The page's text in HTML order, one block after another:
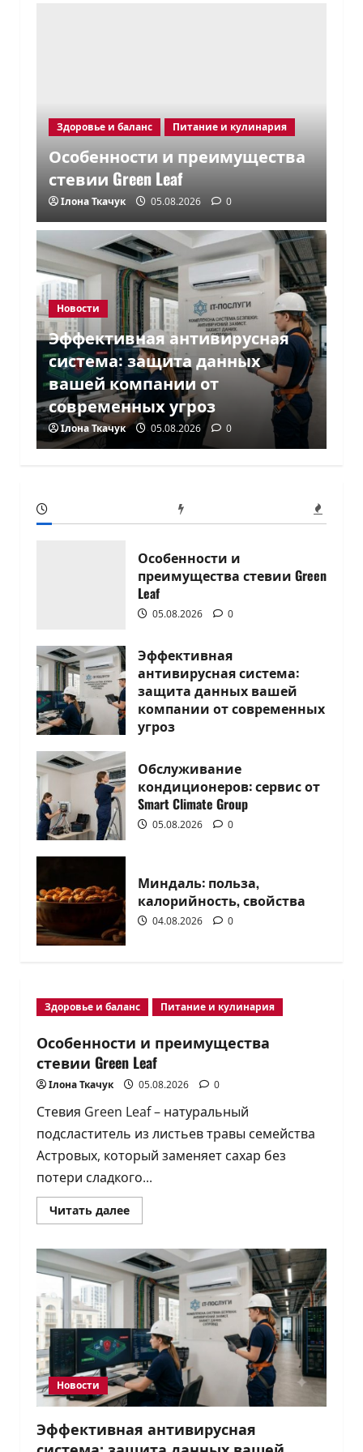
Здоровье и баланс Питание и кулинария
Особенности и преимущества
стевии Green Leaf
Ілона Ткачук 05.08.2026 0
Новости
Эффективная антивирусная
система: защита данных
вашей компании от
современных угроз
Ілона Ткачук 05.08.2026 0
Особенности и
преимущества стевии Green
Leaf
05.08.2026 0
Эффективная
антивирусная система:
защита данных вашей
компании от современных
угроз
Обслуживание
кондиционеров: сервис от
Smart Climate Group
05.08.2026 0
Миндаль: польза,
калорийность, свойства
04.08.2026 0
Здоровье и баланс Питание и кулинария
Особенности и преимущества
стевии Green Leaf
Ілона Ткачук 05.08.2026 0
Стевия Green Leaf – натуральный
подсластитель из листьев травы семейства
Астровых, который заменяет сахар без
потери сладкого...
Читать далееПрочитать
больше
и
преимущества
стевии
Green
Leaf
Новости
Эффективная антивирусная